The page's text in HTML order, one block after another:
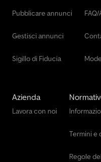
Pubblicare annunci
Gestisci annunci
Sigillo di Fiducia
Azienda
Lavora con noi
Termini e
Regole